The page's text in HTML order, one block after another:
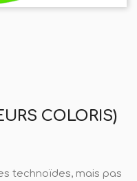
COLORIS)
technoïdes, mais pas